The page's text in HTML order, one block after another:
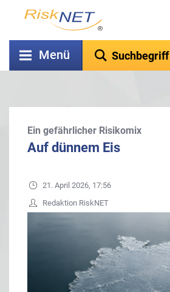
Menü
Ein gefährlicher Risikomix
Auf dünnem Eis
21. April 2026, 17:56
Redaktion RiskNET